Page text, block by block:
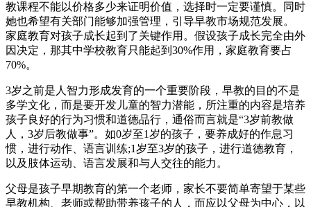
教课程不能以价格多少来证明价值，选择时一定要谨慎。同时
她也希望有关部门能够加强管理，引导早教市场规范发展。
家庭教育对孩子成长起到了关键作用。假设孩子成长完全由外
因决定，那其中学校教育只能起到30%作用，家庭教育要占
70%。
3岁之前是人智力形成发育的一个重要阶段，早教的目的不是
多学文化，而是要开发儿童的智力潜能，所注重的内容是培养
孩子良好的行为习惯和道德品行，通俗而言就是“3岁前教做
人，3岁后教做事”。如0岁至1岁的孩子，要养成好的作息习
惯，进行动作、语言训练;1岁至3岁的孩子，进行道德教育，
以及肢体运动、语言发展和与人交往的能力。
父母是孩子早期教育的第一个老师，家长不要简单寄望于某些
早教机构、老师或帮助带养孩子的人，而应以父母为中心，以